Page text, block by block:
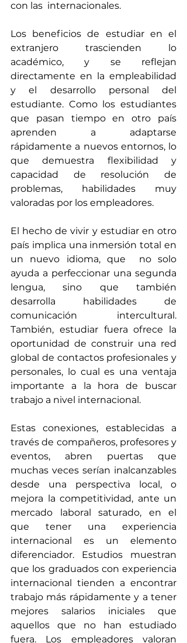
con las  internacionales.
Los beneficios de estudiar en el
extranjero trascienden lo
académico, y se reflejan
directamente en la empleabilidad
y el desarrollo personal del
estudiante. Como los estudiantes
que pasan tiempo en otro país
aprenden a adaptarse
rápidamente a nuevos entornos, lo
que demuestra flexibilidad y
capacidad de resolución de
problemas, habilidades muy
valoradas por los empleadores.
El hecho de vivir y estudiar en otro
país implica una inmersión total en
un nuevo idioma, que  no solo
ayuda a perfeccionar una segunda
lengua, sino que también
desarrolla habilidades de
comunicación intercultural.
También, estudiar fuera ofrece la
oportunidad de construir una red
global de contactos profesionales y
personales, lo cual es una ventaja
importante a la hora de buscar
trabajo a nivel internacional.
Estas conexiones, establecidas a
través de compañeros, profesores y
eventos, abren puertas que
muchas veces serían inalcanzables
desde una perspectiva local, o
mejora la competitividad, ante un
mercado laboral saturado, en el
que tener una experiencia
internacional es un elemento
diferenciador. Estudios muestran
que los graduados con experiencia
internacional tienden a encontrar
trabajo más rápidamente y a tener
mejores salarios iniciales que
aquellos que no han estudiado
fuera. Los empleadores valoran